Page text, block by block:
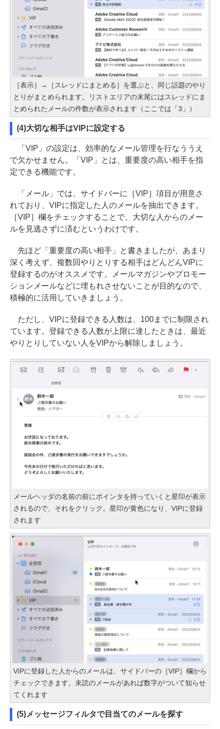
［表示］→［スレッドにまとめる］を選ぶと、同じ話題のやり
とりがまとめられます。リストエリアの末尾にはスレッドにま
とめられたメールの件数が表示されます（ここでは「3」）
(4)大切な相手はVIPに設定する
「VIP」の設定は、効率的なメール管理を行なううえ
で欠かせません。「VIP」とは、重要度の高い相手を指
定できる機能です。
「メール」では、サイドバーに［VIP］項目が用意さ
れており、VIPに指定した人のメールを抽出できます。
［VIP］欄をチェックすることで、大切な人からのメー
ルを見逃さずに済むというわけです。
先ほど「重要度の高い相手」と書きましたが、あまり
深く考えず、複数回やりとりする相手はどんどんVIPに
登録するのがオススメです。メールマガジンやプロモー
ションメールなどに埋もれさせないことが目的なので、
積極的に活用していきましょう。
ただし、VIPに登録できる人数は、100までに制限され
ています。登録できる人数が上限に達したときは、最近
やりとりしていない人をVIPから解除しましょう。
メールヘッダの名前の前にポインタを持っていくと星印が表示
されるので、それをクリック。星印が黄色になり、VIPに登録
されます
VIPに登録した人からのメールは、サイドバーの［VIP］欄から
チェックできます。未読のメールがあれば数字がついて知らせ
てくれます
(5)メッセージフィルタで目当てのメールを探す